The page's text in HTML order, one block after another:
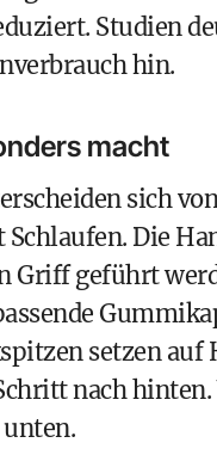
Studien
hin.
macht
sich
Die
Griff geführt
setzen
nach